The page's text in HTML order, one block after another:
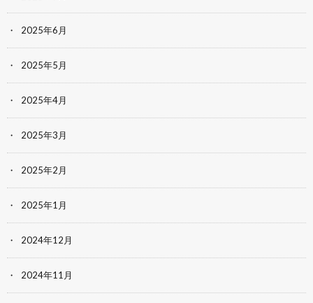
2025年6月
2025年5月
2025年4月
2025年3月
2025年2月
2025年1月
2024年12月
2024年11月